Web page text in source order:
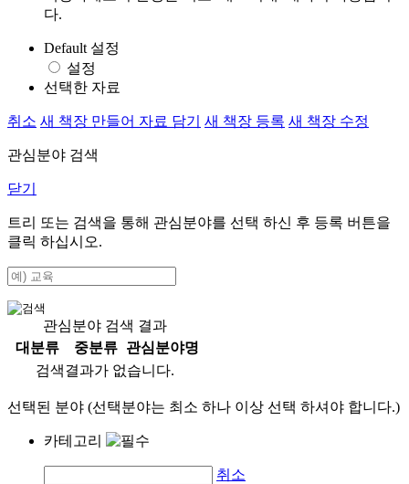
다.
Default 설정
설정
선택한 자료
취소 새 책장 만들어 자료 담기 새 책장 등록 새 책장 수정
관심분야 검색
닫기
트리 또는 검색을 통해 관심분야를 선택 하신 후 등록 버튼을
클릭 하십시오.
관심분야 검색 결과
대분류
중분류
관심분야명
검색결과가 없습니다.
선택된 분야 (선택분야는 최소 하나 이상 선택 하셔야 합니다.)
카테고리
취소